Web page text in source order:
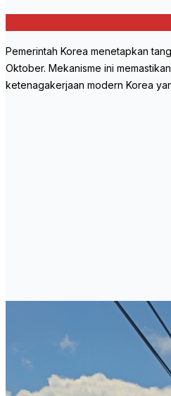
Pemerintah Korea menetapkan
Oktober. Mekanisme ini
ketenagakerjaan modern Korea